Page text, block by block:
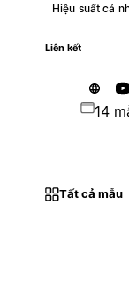
Hiệu suất cá
Liên kết
14
Tất cả mẫu